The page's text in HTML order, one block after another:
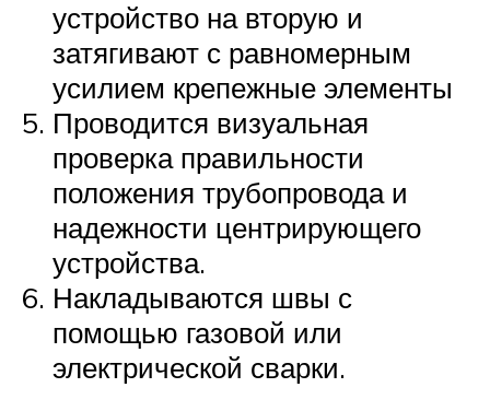
устройство на вторую и
затягивают с равномерным
усилием крепежные элементы
Проводится визуальная
проверка правильности
положения трубопровода и
надежности центрирующего
устройства.
Накладываются швы с
помощью газовой или
электрической сварки.